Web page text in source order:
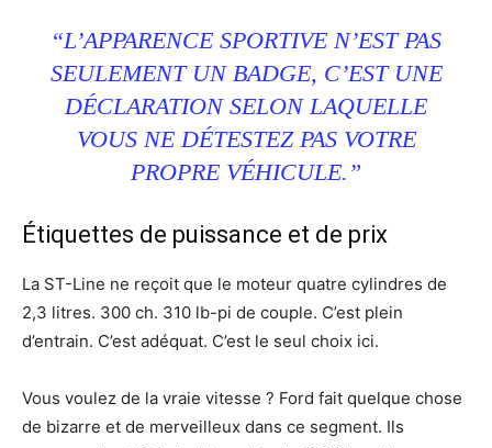
“L’APPARENCE SPORTIVE N’EST PAS
SEULEMENT UN BADGE, C’EST UNE
DÉCLARATION SELON LAQUELLE
VOUS NE DÉTESTEZ PAS VOTRE
PROPRE VÉHICULE.”
Étiquettes de puissance et de prix
La ST-Line ne reçoit que le moteur quatre cylindres de
2,3 litres. 300 ch. 310 lb-pi de couple. C’est plein
d’entrain. C’est adéquat. C’est le seul choix ici.
Vous voulez de la vraie vitesse ? Ford fait quelque chose
de bizarre et de merveilleux dans ce segment. Ils